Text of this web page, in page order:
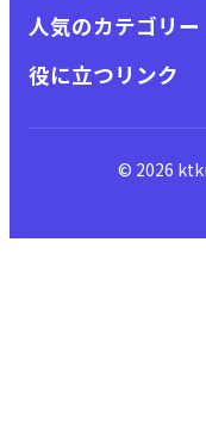
人気のカテゴリー
役に立つリンク
© 2026